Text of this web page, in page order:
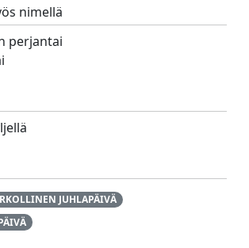
nimellä
perjantai
JUHLAPÄIVÄ